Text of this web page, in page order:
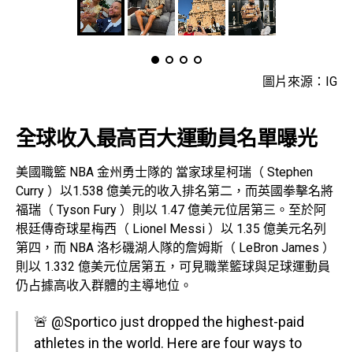
圖片來源：IG
全球收入最高百大運動員名單曝光
美國職籃 NBA 金州勇士隊的 當家球星柯瑞（ Stephen
Curry ）以1.538 億美元的收入排名第二，而英國拳擊名將
福瑞（ Tyson Fury ）則以 1.47 億美元位居第三。至於阿
根廷傳奇球星梅西（ Lionel Messi ）以 1.35 億美元名列
第四，而 NBA 洛杉磯湖人隊的詹姆斯（ LeBron James ）
則以 1.332 億美元位居第五，可見職業籃球與足球運動員
仍占據高收入群體的主導地位。
🚨 @Sportico just dropped the highest-paid
athletes in the world. Here are four ways to